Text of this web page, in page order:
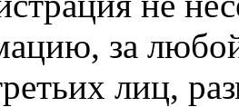
за любой
лиц,